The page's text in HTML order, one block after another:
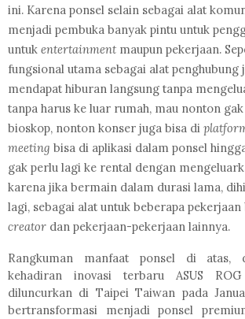
ini. Karena ponsel selain sebagai alat
menjadi pembuka banyak pintu untuk
untuk entertainment maupun pekerjaan.
fungsional utama sebagai alat penghubung
mendapat hiburan langsung tanpa
tanpa harus ke luar rumah, mau nonton
bioskop, nonton konser juga bisa di
meeting bisa di aplikasi dalam ponsel
gak perlu lagi ke rental dengan
karena jika bermain dalam durasi lama,
lagi, sebagai alat untuk beberapa pekerjaan
creator dan pekerjaan-pekerjaan lainnya.
Rangkuman manfaat ponsel di atas,
kehadiran inovasi terbaru ASUS
diluncurkan di Taipei Taiwan pada
bertransformasi menjadi ponsel